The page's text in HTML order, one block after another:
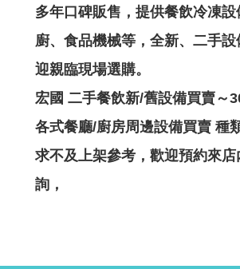
多年口碑販售，提供餐飲冷凍
廚、食品機械等，全新、二手
迎親臨現場選購。
宏國 二手餐飲新/舊設備買賣～
各式餐廳/廚房周邊設備買賣 種
求不及上架參考，歡迎預約來店
詢，